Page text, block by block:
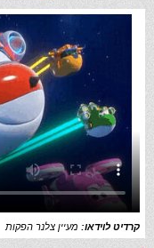
קרדיט לוידאו: מעיין צלנר הפקות